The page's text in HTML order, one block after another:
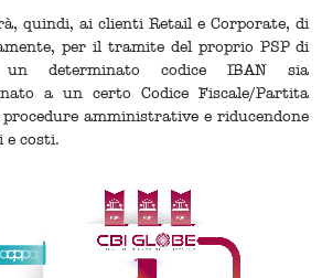
quindi, ai clienti Retail e Corporate, di
per il tramite del proprio PSP di
determinato codice IBAN sia
a un certo Codice Fiscale/Partita
procedure amministrative e riducendone
e costi.